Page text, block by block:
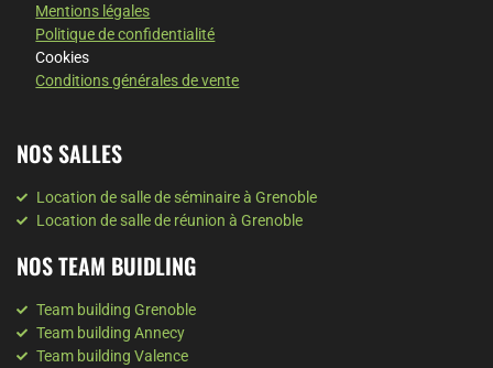
Mentions légales
Politique de confidentialité
Cookies
Conditions générales de vente
NOS SALLES
Location de salle de séminaire à Grenoble
Location de salle de réunion à Grenoble
NOS TEAM BUIDLING
Team building Grenoble
Team building Annecy
Team building Valence